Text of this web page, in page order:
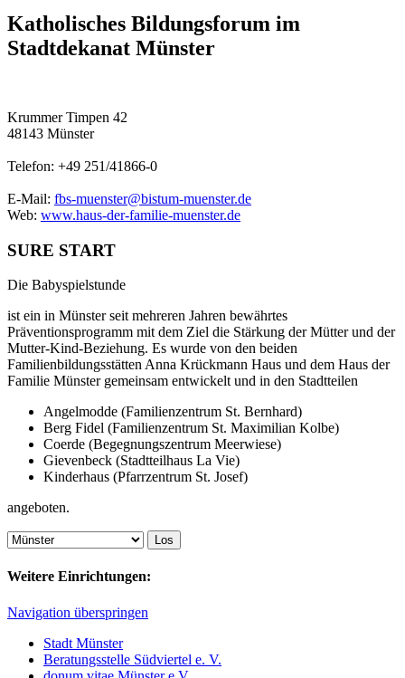
Katholisches Bildungsforum im
Stadtdekanat Münster
Krummer Timpen 42
48143 Münster
Telefon: +49 251/41866-0
E-Mail: fbs-muenster@bistum-muenster.de
Web: www.haus-der-familie-muenster.de
SURE START
Die Babyspielstunde
ist ein in Münster seit mehreren Jahren bewährtes
Präventionsprogramm mit dem Ziel die Stärkung der Mütter und der
Mutter-Kind-Beziehung. Es wurde von den beiden
Familienbildungsstätten Anna Krückmann Haus und dem Haus der
Familie Münster gemeinsam entwickelt und in den Stadtteilen
Angelmodde (Familienzentrum St. Bernhard)
Berg Fidel (Familienzentrum St. Maximilian Kolbe)
Coerde (Begegnungszentrum Meerwiese)
Gievenbeck (Stadtteilhaus La Vie)
Kinderhaus (Pfarrzentrum St. Josef)
angeboten.
Weitere Einrichtungen:
Navigation überspringen
Stadt Münster
Beratungsstelle Südviertel e. V.